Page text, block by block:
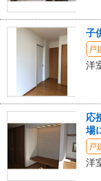
子
戸
洋
応
場
戸
洋